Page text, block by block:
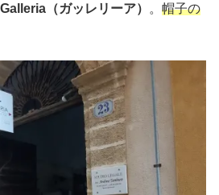
Galleria（ガッレリーア） 。 帽子の